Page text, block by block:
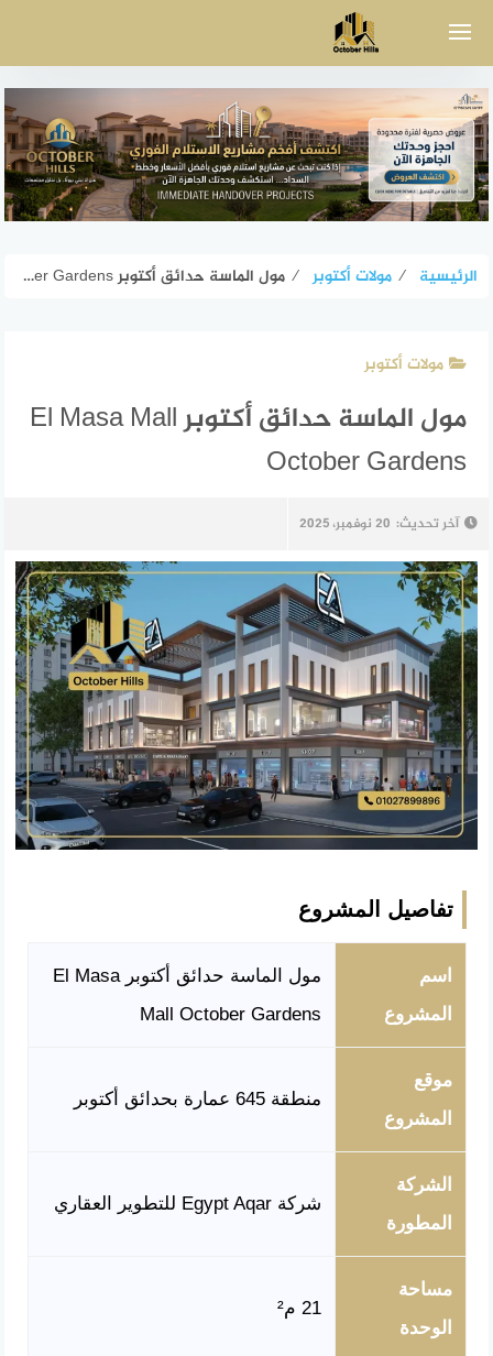
الرئيسية ⁄ مولات أكتوبر ⁄ مول الماسة حدائق أكتوبر El Masa Mall October Gardens
مولات أكتوبر
مول الماسة حدائق أكتوبر El Masa Mall
October Gardens
آخر تحديث: 20 نوفمبر، 2025
تفاصيل المشروع
اسم
المشروع
مول الماسة حدائق أكتوبر El Masa
Mall October Gardens
موقع
المشروع
منطقة 645 عمارة بحدائق أكتوبر
الشركة
المطورة
شركة Egypt Aqar للتطوير العقاري
مساحة
الوحدة
21 م²